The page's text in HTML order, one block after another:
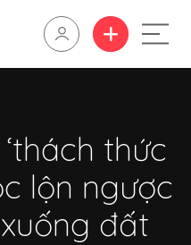
thức
lộn ngược
đất